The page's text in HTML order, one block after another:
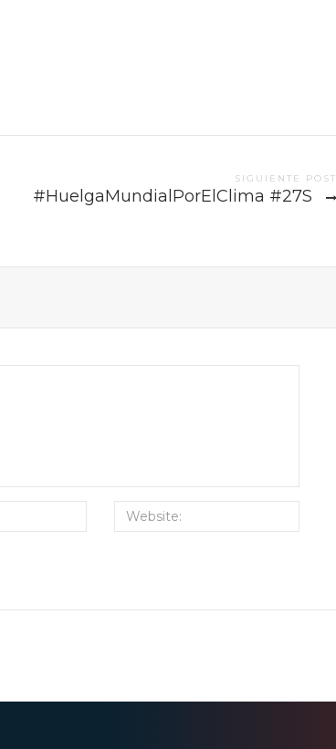
SIGUIENTE POST
#HuelgaMundialPorElClima #27S